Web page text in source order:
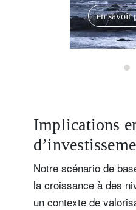
en savoir
Implications
Notre scénario de
la croissance à des
un contexte de